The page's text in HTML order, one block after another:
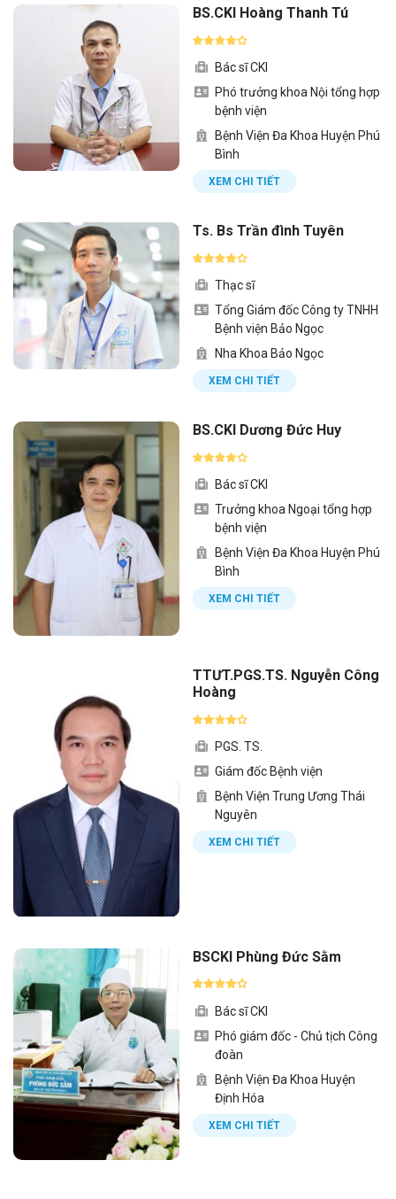
BS.CKI Hoàng Thanh Tú
Bác sĩ CKI
Phó trưởng khoa Nội tổng hợp
bệnh viện
Bệnh Viện Đa Khoa Huyện Phú
Bình
XEM CHI TIẾT
Ts. Bs Trần đình Tuyên
Thạc sĩ
Tổng Giám đốc Công ty TNHH
Bệnh viện Bảo Ngọc
Nha Khoa Bảo Ngọc
XEM CHI TIẾT
BS.CKI Dương Đức Huy
Bác sĩ CKI
Trưởng khoa Ngoại tổng hợp
bệnh viện
Bệnh Viện Đa Khoa Huyện Phú
Bình
XEM CHI TIẾT
TTƯT.PGS.TS. Nguyễn Công
Hoàng
PGS. TS.
Giám đốc Bệnh viện
Bệnh Viện Trung Ương Thái
Nguyên
XEM CHI TIẾT
BSCKI Phùng Đức Sằm
Bác sĩ CKI
Phó giám đốc - Chủ tịch Công
đoàn
Bệnh Viện Đa Khoa Huyện
Định Hóa
XEM CHI TIẾT